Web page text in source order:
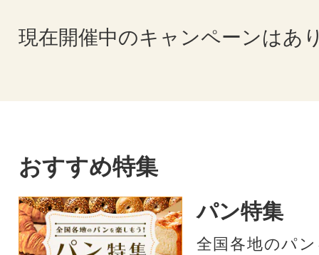
現在開催中のキャンペーンはあ
おすすめ特集
パン特集
全国各地のパ